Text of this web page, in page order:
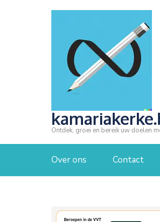
Ontdek, groei en bereik uw doelen
Over ons Contact